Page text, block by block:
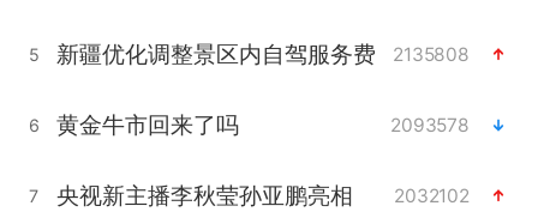
5 新疆优化调整景区内自驾服务费 2135808
6 黄金牛市回来了吗 2093578
7 央视新主播李秋莹孙亚鹏亮相 2032102